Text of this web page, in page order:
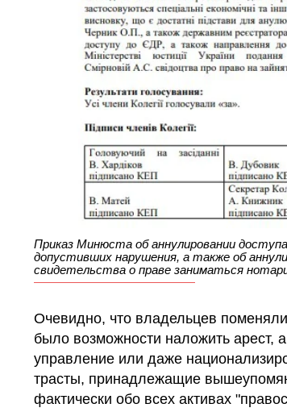
Приказ Минюста об аннулировании
допустивших нарушения, а также об
свидетельства о праве заниматься
Очевидно, что владельцев
было возможности наложить арест,
управление или даже
трасты, принадлежащие
фактически обо всех активах